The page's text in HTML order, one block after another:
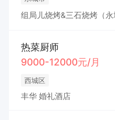
热菜厨师
9000-12000元/月
西城区
丰华 婚礼酒店